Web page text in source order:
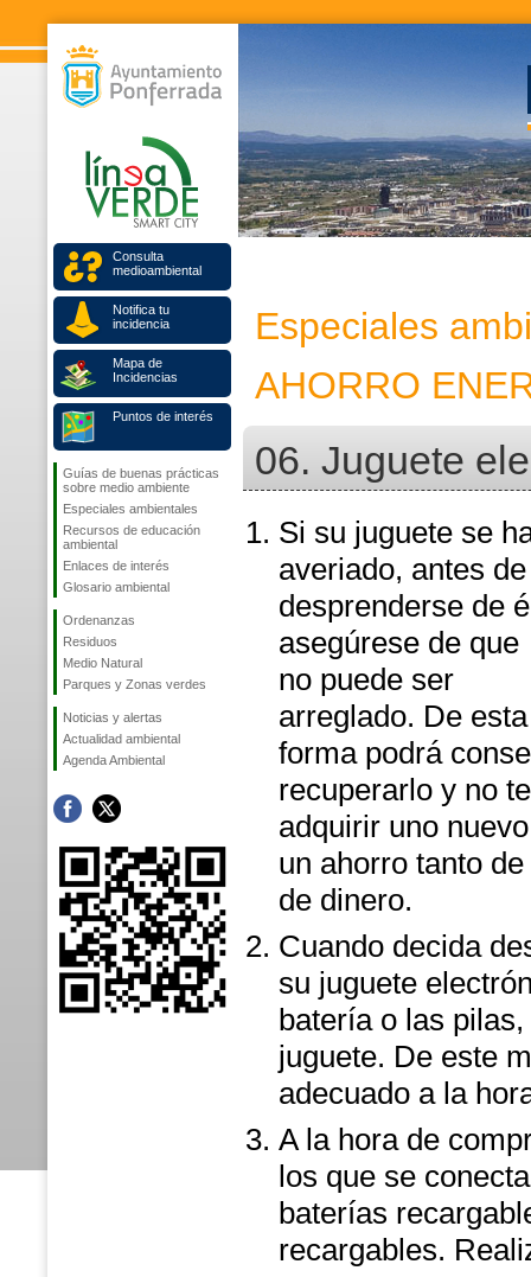
Consulta
medioambiental
Notifica tu
incidencia
Mapa de
Incidencias
Puntos de interés
Guías de buenas prácticas
sobre medio ambiente
Especiales ambientales
Recursos de educación
ambiental
Enlaces de interés
Glosario ambiental
Ordenanzas
Residuos
Medio Natural
Parques y Zonas verdes
Noticias y alertas
Actualidad ambiental
Agenda Ambiental
Especiales
AHORRO
06. Juguete
Si su juguete se
averiado, antes de
desprenderse de
asegúrese de que
no puede ser
arreglado. De esta
forma podrá
recuperarlo y no
adquirir uno
un ahorro tanto
de dinero.
Cuando decida
su juguete
batería o las
juguete. De este
adecuado a la
A la hora de
los que se
baterías
recargables.